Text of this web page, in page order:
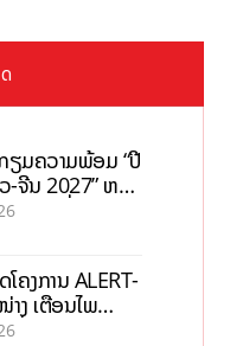
ຽມຄວາມພ້ອມ “ປີ
ຈີນ 2027” ຫວັງ
ດທ້ອງຖິ່ນ
ໂຄງການ ALERT-
າງ ເຕືອນໄພ
ວປະເທດ